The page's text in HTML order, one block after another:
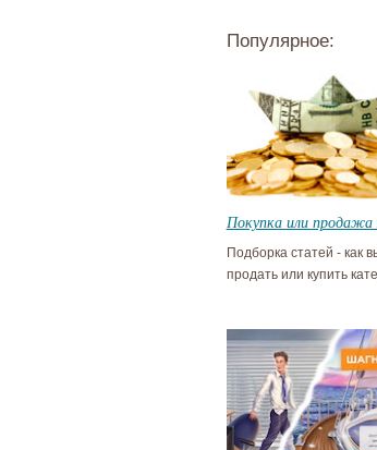
Популярное:
Покупка или
Подборка статей - как
продать или купить